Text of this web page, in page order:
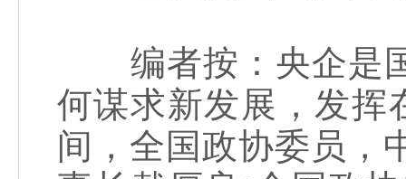
编者按：央企是国
何谋求新发展，发挥
间，全国政协委员，